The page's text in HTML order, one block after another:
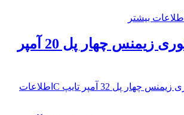
اطلاعات بیشتر
کلید مینیاتوری زیمنس چهار پل 20 آمپر
اطلاعات